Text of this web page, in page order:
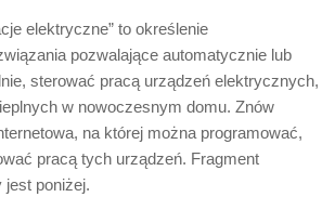
elektryczne” to określenie
pozwalające automatycznie lub
sterować pracą urządzeń elektrycznych,
w nowoczesnym domu. Znów
na której można programować,
pracą tych urządzeń. Fragment
poniżej.